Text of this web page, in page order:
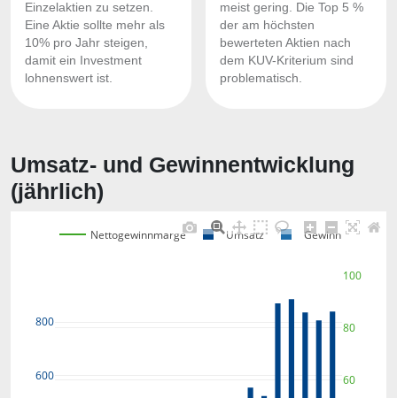
Einzelaktien zu setzen.
Eine Aktie sollte mehr als
10% pro Jahr steigen,
damit ein Investment
lohnenswert ist.
meist gering. Die Top 5 %
der am höchsten
bewerteten Aktien nach
dem KUV-Kriterium sind
problematisch.
Umsatz- und Gewinnentwicklung
(jährlich)
600
800
60
80
100
Nettogewinnmarge Umsatz Gewinn